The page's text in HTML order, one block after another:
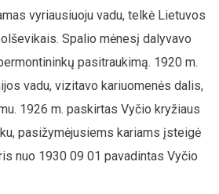
vyriausiuoju vadu, telkė Lietuvos
Spalio mėnesį dalyvavo
pasitraukimą. 1920 m.
vadu, vizitavo kariuomenės dalis,
1926 m. paskirtas Vyčio kryžiaus
pasižymėjusiems kariams įsteigė
nuo 1930 09 01 pavadintas Vyčio